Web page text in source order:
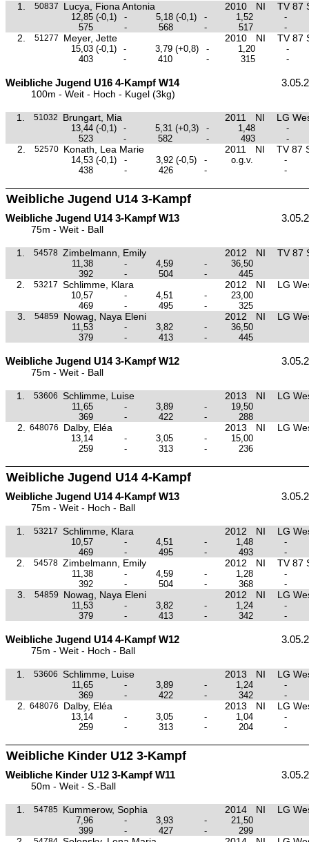
1. 50837 Lucya, Fiona Antonia 2010 NI TV 87
12,85 (-0,1) - 5,18 (-0,1) - 1,52
-
575
- 568 - 517 -
2. 51277 Meyer, Jette 2010 NI TV 87
15,03 (-0,1) - 3,79 (+0,8) - 1,20
-
403
- 410 - 315 -
Weibliche Jugend U16 4-Kampf W14
100m - Weit - Hoch - Kugel (3kg)
1. 51032 Brungart, Mia 2011 NI LG
13,44 (-0,1) - 5,31 (+0,3) - 1,48
-
523
- 582 - 493 -
2. 52570 Konath, Lea Marie 2011 NI TV 87
14,53 (-0,1) - 3,92 (-0,5) - o.g.v.
-
438
- 426 - -
Weibliche Jugend U14 3-Kampf
Weibliche Jugend U14 3-Kampf W13
75m - Weit - Ball
1. 54578 Zimbelmann, Emily 2012 NI TV 87
11,38 - 4,59 -
36,50
392
- 504 - 445
2. 53217 Schlimme, Klara 2012 NI LG
10,57 - 4,51 -
23,00
469
- 495 - 325
3. 54859 Nowag, Naya Eleni 2012 NI LG
11,53 - 3,82 -
36,50
379
- 413 - 445
Weibliche Jugend U14 3-Kampf W12
75m - Weit - Ball
1. 53606 Schlimme, Luise 2013 NI LG
11,65 - 3,89 -
19,50
369
- 422 - 288
2. 648076 Dalby, Eléa 2013 NI LG
13,14 - 3,05 -
15,00
259
- 313 - 236
Weibliche Jugend U14 4-Kampf
Weibliche Jugend U14 4-Kampf W13
75m - Weit - Hoch - Ball
1. 53217 Schlimme, Klara 2012 NI LG
10,57 - 4,51 - 1,48
-
469
- 495 - 493 -
2. 54578 Zimbelmann, Emily 2012 NI TV 87
11,38 - 4,59 - 1,28
-
392
- 504 - 368 -
3. 54859 Nowag, Naya Eleni 2012 NI LG
11,53 - 3,82 - 1,24
-
379
- 413 - 342 -
Weibliche Jugend U14 4-Kampf W12
75m - Weit - Hoch - Ball
1. 53606 Schlimme, Luise 2013 NI LG
11,65 - 3,89 - 1,24
-
369
- 422 - 342 -
2. 648076 Dalby, Eléa 2013 NI LG
13,14 - 3,05 - 1,04
-
259
- 313 - 204 -
Weibliche Kinder U12 3-Kampf
Weibliche Kinder U12 3-Kampf W11
50m - Weit - S.-Ball
1. 54785 Kummerow, Sophia 2014 NI LG
7,96 - 3,93 -
21,50
399
- 427 - 299